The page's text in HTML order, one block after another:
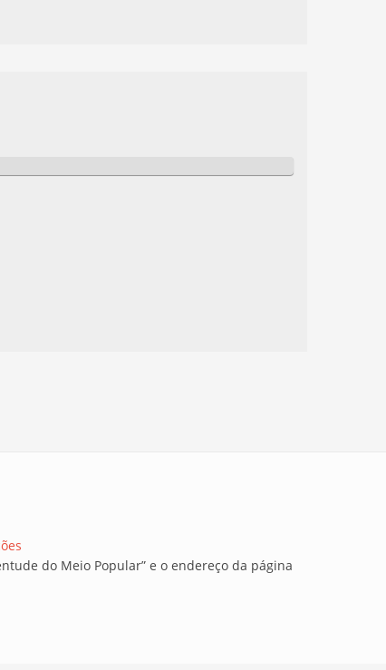
do Meio Popular” e o endereço da página